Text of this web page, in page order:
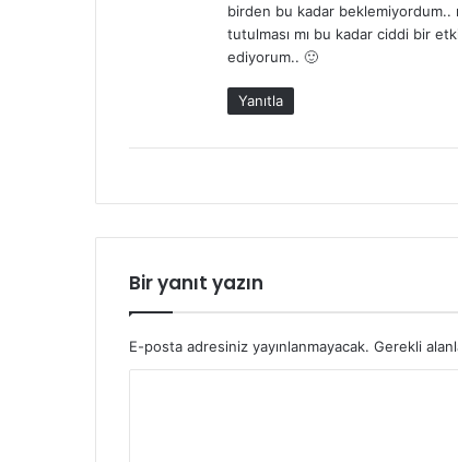
birden bu kadar beklemiyordum..
tutulması mı bu kadar ciddi bir
ediyorum.. 🙂
Yanıtla
Bir yanıt yazın
E-posta adresiniz yayınlanmayacak. Gerekli